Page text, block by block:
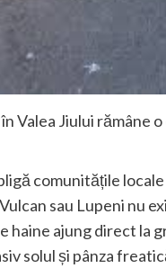
Valea Jiului rămâne
comunitățile
sau Lupeni nu
haine ajung direct la
solul și pânza